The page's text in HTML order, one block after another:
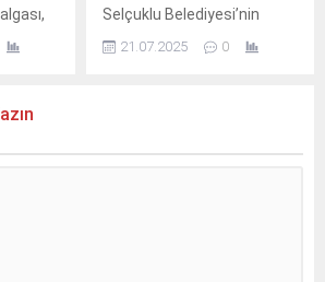
ulaşmasının ortak hedef
olduğunu vurgularken,...
Selçuklu Belediyesi’nin
projelerden bir tanesi olan
21.07.2025 0